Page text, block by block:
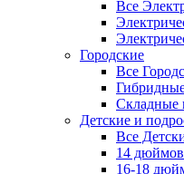
Все
Городские
Все
Складные
Детские и
Все
14
16-18